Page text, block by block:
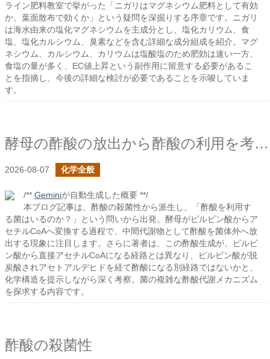
ライン肥料教室で挙がった「ニガリはマグネシウム肥料として有効
か、葉面散布で効くか」という疑問を深掘りする序章です。ニガリ
は海水由来の塩化マグネシウムを主成分とし、塩化カリウム、食
塩、塩化カルシウム、臭素などを含む詳細な成分組成を紹介。マグ
ネシウム、カルシウム、カリウムは塩酸塩のため肥効は速い一方、
食塩の量が多く、EC値上昇という副作用に留意する必要があるこ
とを指摘し、今後の詳細な検討が必要であることを示唆していま
す。
酵母の酢酸の放出から酢酸の利用を考える
2026-08-07 化学全般
/** Geminiが自動生成した概要 **/
本ブログ記事は、酢酸の殺菌性から派生し、「酢酸を利用す
る菌はいるのか？」という問いから出発。酵母がピルビン酸からア
セチルCoAへ変換する過程で、中間代謝物として酢酸を菌体外へ放
出する現象に注目します。さらに著者は、この酢酸生成が、ピルビ
ン酸から直接アセチルCoAになる経路とは異なり、ピルビン酸が脱
炭酸されアセトアルデヒドを経て酢酸になる別経路ではないかと、
化学構造を提示しながら深く考察。菌の複雑な酢酸代謝メカニズム
を探求する内容です。
酢酸の殺菌性